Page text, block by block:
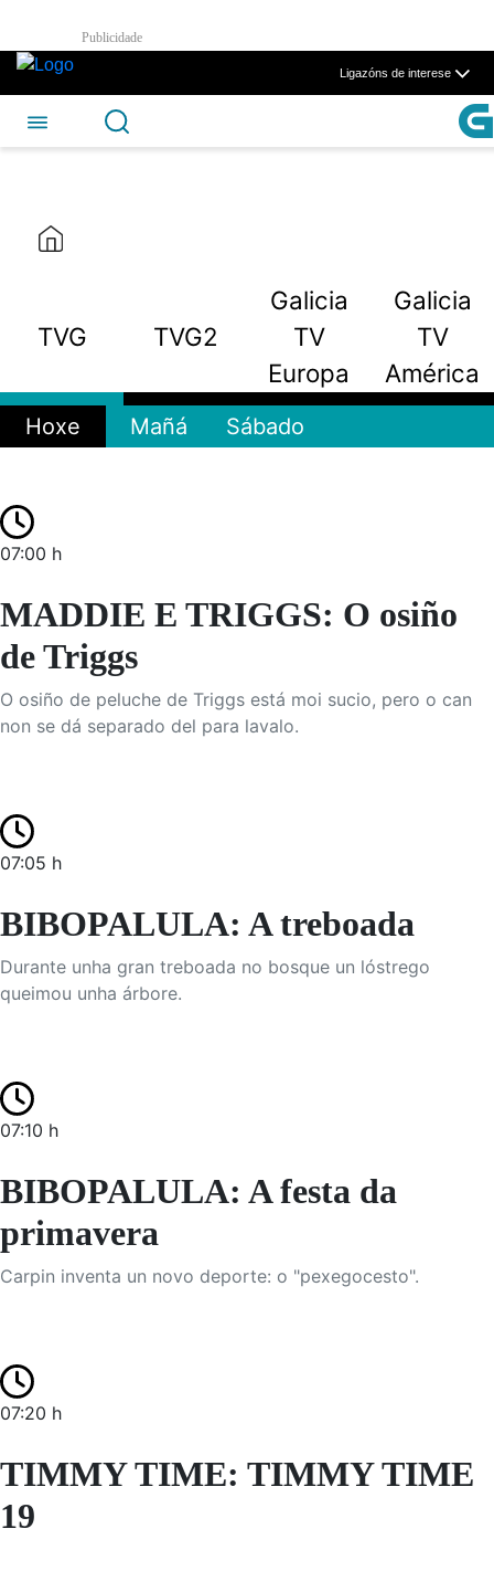
Skip to Main Content
TVG2 - CSAG
Publicidade
Ligazóns de interese
TVG TVG2
Galicia
TV
Europa
Galicia
TV
América
Hoxe Mañá Sábado
07:00 h
MADDIE E TRIGGS: O osiño
de Triggs
O osiño de peluche de Triggs está moi sucio, pero o can
non se dá separado del para lavalo.
07:05 h
BIBOPALULA: A treboada
Durante unha gran treboada no bosque un lóstrego
queimou unha árbore.
07:10 h
BIBOPALULA: A festa da
primavera
Carpin inventa un novo deporte: o "pexegocesto".
07:20 h
TIMMY TIME: TIMMY TIME
19